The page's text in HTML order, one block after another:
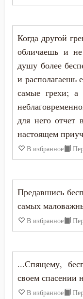
Вера
Ветхий Завет
Вечные муки
Воздаяние
Воздержание
Война
Воля
Воля Божия
Воплощение
Воровство
Когда другой
обличаешь и
душу более
и располагаешь
самые грехи;
для него
настоящем
В избранное
Предавшись
самых
В избранное
...Спящему,
своем спасении
В избранное